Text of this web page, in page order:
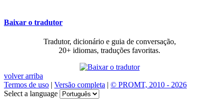
Baixar o tradutor
Tradutor, dicionário e guia de conversação,
20+ idiomas, traduções favoritas.
volver arriba
Termos de uso | Versão completa | © PROMT, 2010 - 2026
Select a language